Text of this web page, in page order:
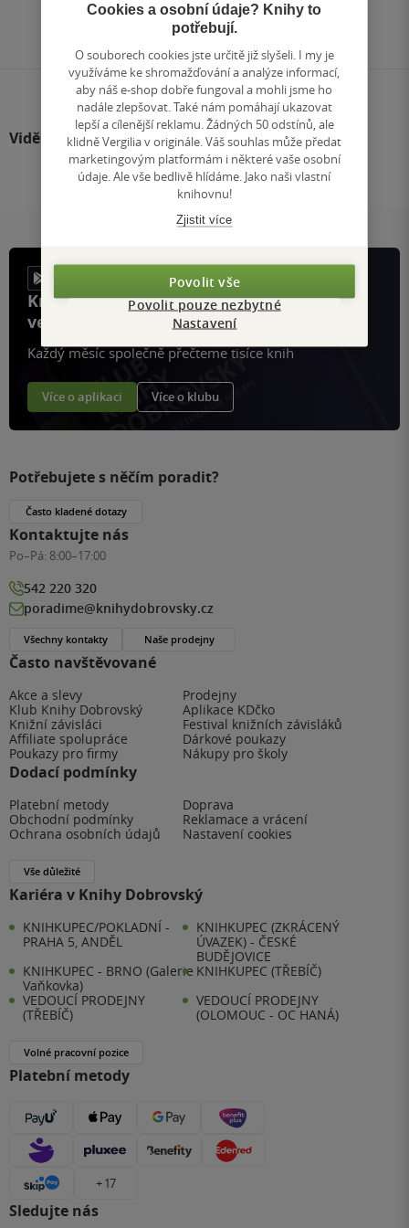
na
stránku
Viděli jste
Knihy, recenze a klubové výhody
ve vaší kapse a naší appce KDčko
Každý měsíc společně přečteme tisíce knih
Více o aplikaci Více o klubu
Často navštěvované
Akce a slevy
Prodejny
Klub Knihy Dobrovský
Aplikace KDčko
Knižní závisláci
Festival knižních závisláků
Affiliate spolupráce
Dárkové poukazy
Poukazy pro firmy
Nákupy pro školy
Dodací podmínky
Platební metody
Doprava
Obchodní podmínky
Reklamace a vrácení
Ochrana osobních údajů
Nastavení cookies
Vše důležité
Kariéra v Knihy Dobrovský
KNIHKUPEC/POKLADNÍ -
PRAHA 5, ANDĚL
KNIHKUPEC (ZKRÁCENÝ
ÚVAZEK) - ČESKÉ
BUDĚJOVICE
KNIHKUPEC - BRNO (Galerie
Vaňkovka)
KNIHKUPEC (TŘEBÍČ)
VEDOUCÍ PRODEJNY
(TŘEBÍČ)
VEDOUCÍ PRODEJNY
(OLOMOUC - OC HANÁ)
Volné pracovní pozice
Platební metody
+ 17
Sledujte nás
Potřebujete s něčím poradit?
Často kladené dotazy
Kontaktujte nás
Po–Pá: 8:00–17:00
542 220 320
poradime@knihydobrovsky.cz
Všechny kontakty Naše prodejny
Cookies a osobní údaje? Knihy to
potřebují.
O souborech cookies jste určitě již slyšeli. I my je
využíváme ke shromažďování a analýze informací,
aby náš e-shop dobře fungoval a mohli jsme ho
nadále zlepšovat. Také nám pomáhají ukazovat
lepší a cílenější reklamu. Žádných 50 odstínů, ale
klidně Vergilia v originále. Váš souhlas může předat
marketingovým platformám i některé vaše osobní
údaje. Ale vše bedlivě hlídáme. Jako naši vlastní
knihovnu!
Zjistit více
Povolit vše
Povolit pouze nezbytné
Nastavení